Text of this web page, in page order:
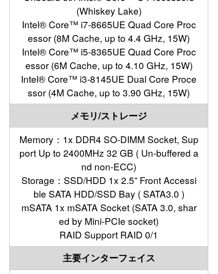
(Whiskey Lake)
Intel® Core™ i7-8665UE Quad Core Proc
essor (8M Cache, up to 4.4 GHz, 15W)
Intel® Core™ i5-8365UE Quad Core Proc
essor (6M Cache, up to 4.10 GHz, 15W)
Intel® Core™ i3-8145UE Dual Core Proce
ssor (4M Cache, up to 3.90 GHz, 15W)
メモリ/ストレージ
Memory：1x DDR4 SO-DIMM Socket, Sup
port Up to 2400MHz 32 GB ( Un-buffered a
nd non-ECC)
Storage：SSD/HDD 1x 2.5” Front Accessi
ble SATA HDD/SSD Bay ( SATA3.0 )
mSATA 1x mSATA Socket (SATA 3.0, shar
ed by Mini-PCIe socket)
RAID Support RAID 0/1
主要インターフェイス